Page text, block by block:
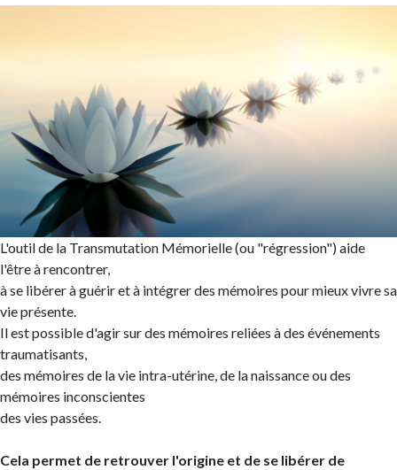
L'outil de la Transmutation Mémorielle (ou "régression") aide
l'être à rencontrer,
à se libérer à guérir et à intégrer des mémoires pour mieux vivre sa
vie présente.
Il est possible d'agir sur des mémoires reliées à des événements
traumatisants,
des mémoires de la vie intra-utérine, de la naissance ou des
mémoires inconscientes
des vies passées.
Cela permet de retrouver l'origine et de se libérer de